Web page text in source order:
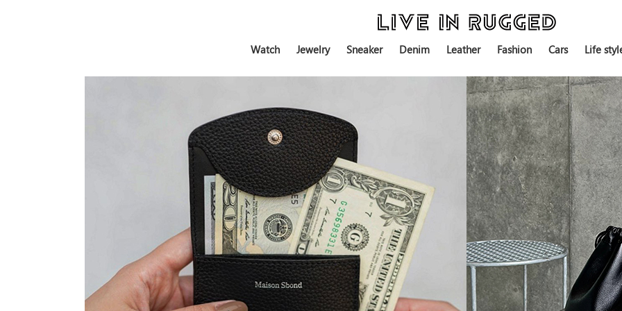
Watch Jewelry Sneaker Denim Leather Fashion Cars Life